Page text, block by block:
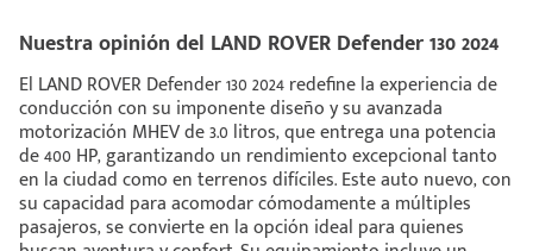
Nuestra opinión del LAND ROVER Defender 130 2024
El LAND ROVER Defender 130 2024 redefine la experiencia de
conducción con su imponente diseño y su avanzada
motorización MHEV de 3.0 litros, que entrega una potencia
de 400 HP, garantizando un rendimiento excepcional tanto
en la ciudad como en terrenos difíciles. Este auto nuevo, con
su capacidad para acomodar cómodamente a múltiples
pasajeros, se convierte en la opción ideal para quienes